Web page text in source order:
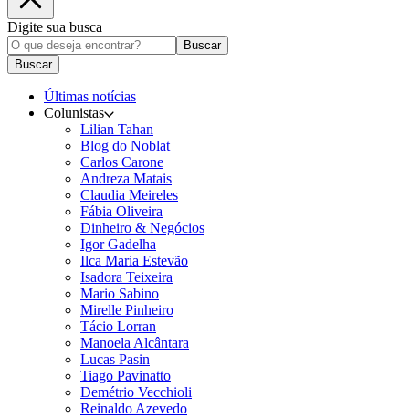
Digite sua busca
Buscar
Buscar
Últimas notícias
Colunistas
Lilian Tahan
Blog do Noblat
Carlos Carone
Andreza Matais
Claudia Meireles
Fábia Oliveira
Dinheiro & Negócios
Igor Gadelha
Ilca Maria Estevão
Isadora Teixeira
Mario Sabino
Mirelle Pinheiro
Tácio Lorran
Manoela Alcântara
Lucas Pasin
Tiago Pavinatto
Demétrio Vecchioli
Reinaldo Azevedo